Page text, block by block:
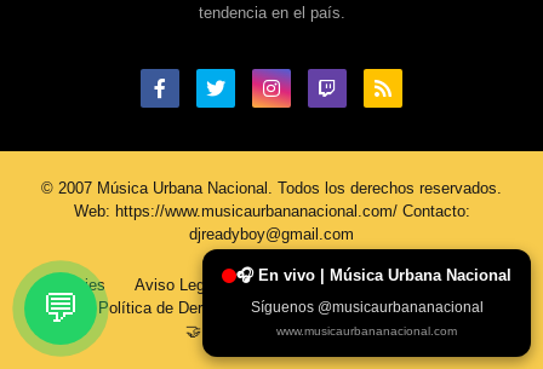
💬
🎧 En vivo | Música Urbana Nacional
Síguenos @musicaurbananacional
www.musicaurbananacional.com
tendencia en el país.
© 2007 Música Urbana Nacional. Todos los derechos reservados.
Web: https://www.musicaurbananacional.com/ Contacto:
djreadyboy@gmail.com
Cookies Aviso Legal Política De Privacidad
Contacto
Política de Derechos de Autor
Sobre Nosotros
🤝 Únete al Equipo MUN